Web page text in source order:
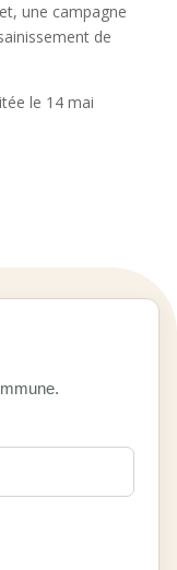
une campagne
de
le 14 mai